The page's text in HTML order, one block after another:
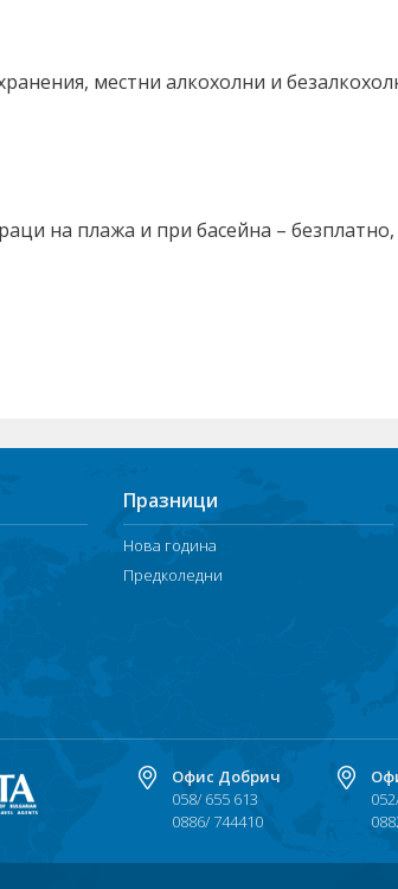
местни алкохолни и
на плажа и при басейна –
Празници
Нова година
Предколедни
Офис Добрич
058/ 655 613
0886/ 744410